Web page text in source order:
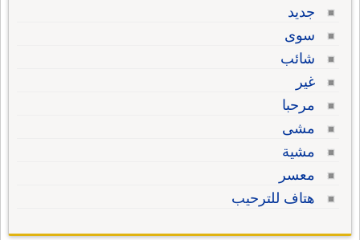
جديد
سوى
شائب
غير
مرحبا
مشى
مشية
معسر
هتاف للترحيب